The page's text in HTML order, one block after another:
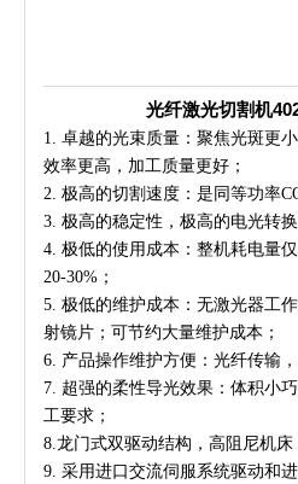
光纤激光切割机
1. 卓越的光束质量：聚焦光斑更
效率更高，加工质量更好；
2. 极高的切割速度：是同等功率
3. 极高的稳定性，极高的电光转换
4. 极低的使用成本：整机耗电量
20-30%；
5. 极低的维护成本：无激光器工
射镜片；可节约大量维护成本；
6. 产品操作维护方便：光纤传输
7. 超强的柔性导光效果：体积小
工要求；
8.龙门式双驱动结构，高阻尼机床
9. 采用进口交流伺服系统驱动和